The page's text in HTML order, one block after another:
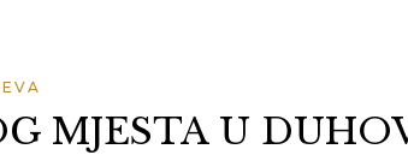
MJESTA U